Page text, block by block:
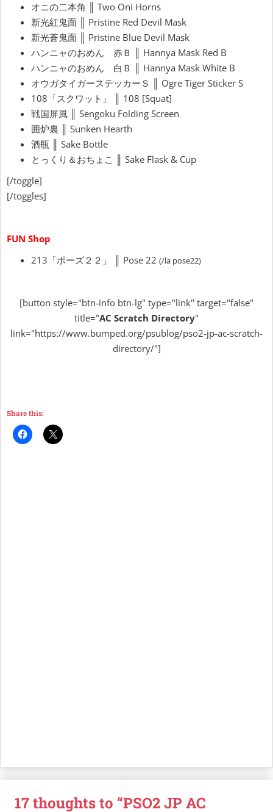
オニの二本角 ║ Two Oni Horns
新光紅鬼面 ║ Pristine Red Devil Mask
新光蒼鬼面 ║ Pristine Blue Devil Mask
ハンニャのおめん 赤Ｂ ║ Hannya Mask Red B
ハンニャのおめん 白Ｂ ║ Hannya Mask White B
オウガタイガーステッカーＳ ║ Ogre Tiger Sticker S
108「スクワット」 ║ 108 [Squat]
戦国屏風 ║ Sengoku Folding Screen
囲炉裏 ║ Sunken Hearth
酒瓶 ║ Sake Bottle
とっくり＆おちょこ ║ Sake Flask & Cup
[/toggle]
[/toggles]
FUN Shop
213「ポーズ２２」 ║ Pose 22 (/la pose22)
[button style="btn-info btn-lg" type="link" target="false"
title="AC Scratch Directory"
link="https://www.bumped.org/psublog/pso2-jp-ac-scratch-
directory/"]
Share this:
17 thoughts to “PSO2 JP AC